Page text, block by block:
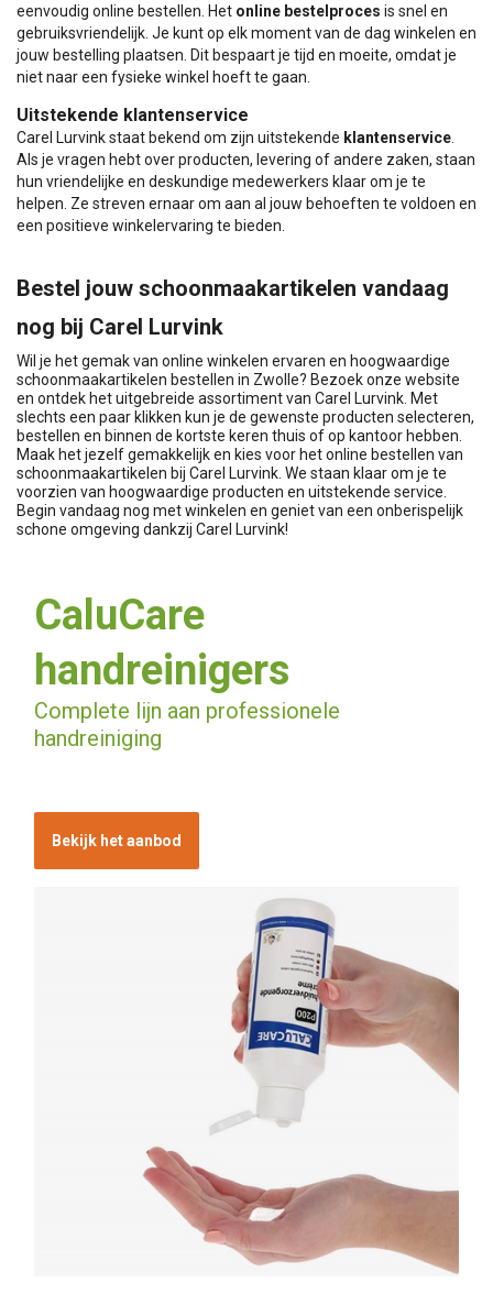
eenvoudig online bestellen. Het online bestelproces is snel en
gebruiksvriendelijk. Je kunt op elk moment van de dag winkelen en
jouw bestelling plaatsen. Dit bespaart je tijd en moeite, omdat je
niet naar een fysieke winkel hoeft te gaan.
Uitstekende klantenservice
Carel Lurvink staat bekend om zijn uitstekende klantenservice
Als je vragen hebt over producten, levering of andere zaken, staan
hun vriendelijke en deskundige medewerkers klaar om je te
helpen. Ze streven ernaar om aan al jouw behoeften te voldoen en
een positieve winkelervaring te bieden.
Bestel jouw schoonmaakartikelen vandaag
nog bij Carel Lurvink
Wil je het gemak van online winkelen ervaren en hoogwaardige
schoonmaakartikelen bestellen in Zwolle? Bezoek onze website
en ontdek het uitgebreide assortiment van Carel Lurvink. Met
slechts een paar klikken kun je de gewenste producten selecteren,
bestellen en binnen de kortste keren thuis of op kantoor hebben.
Maak het jezelf gemakkelijk en kies voor het online bestellen van
schoonmaakartikelen bij Carel Lurvink. We staan klaar om je te
voorzien van hoogwaardige producten en uitstekende service.
Begin vandaag nog met winkelen en geniet van een onberispelijk
schone omgeving dankzij Carel Lurvink!
CaluCare
handreinigers
Complete lijn aan professionele
handreiniging
Bekijk het aanbod